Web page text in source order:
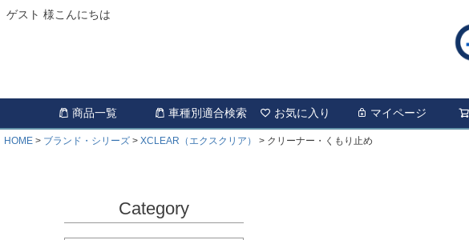
ゲスト 様こんにちは
商品一覧 車種別適合検索 お気に入り マイページ
HOME ブランド・シリーズ XCLEAR（エクスクリア） クリーナー・くもり止め
Category